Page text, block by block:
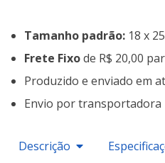
Tamanho padrão: 18 x
Frete Fixode R$ 20,00
Produzido e enviado em
Envio por transportadora
Descrição